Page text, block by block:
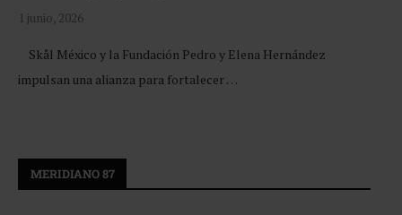
1 junio, 2026
Skål México y la Fundación Pedro y Elena Hernández
impulsan una alianza para fortalecer …
MERIDIANO 87